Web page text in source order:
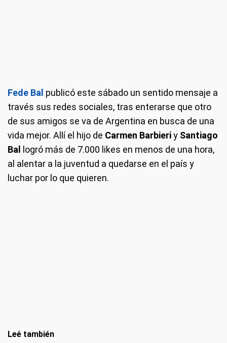
Fede Bal publicó este sábado un sentido mensaje a
través sus redes sociales, tras enterarse que otro
de sus amigos se va de Argentina en busca de una
vida mejor. Allí el hijo de Carmen Barbieriy Santiago
Bal
logró más de 7.000 likes en menos de una hora,
al alentar a la juventud a quedarse en el país y
luchar por lo que quieren.
Leé también